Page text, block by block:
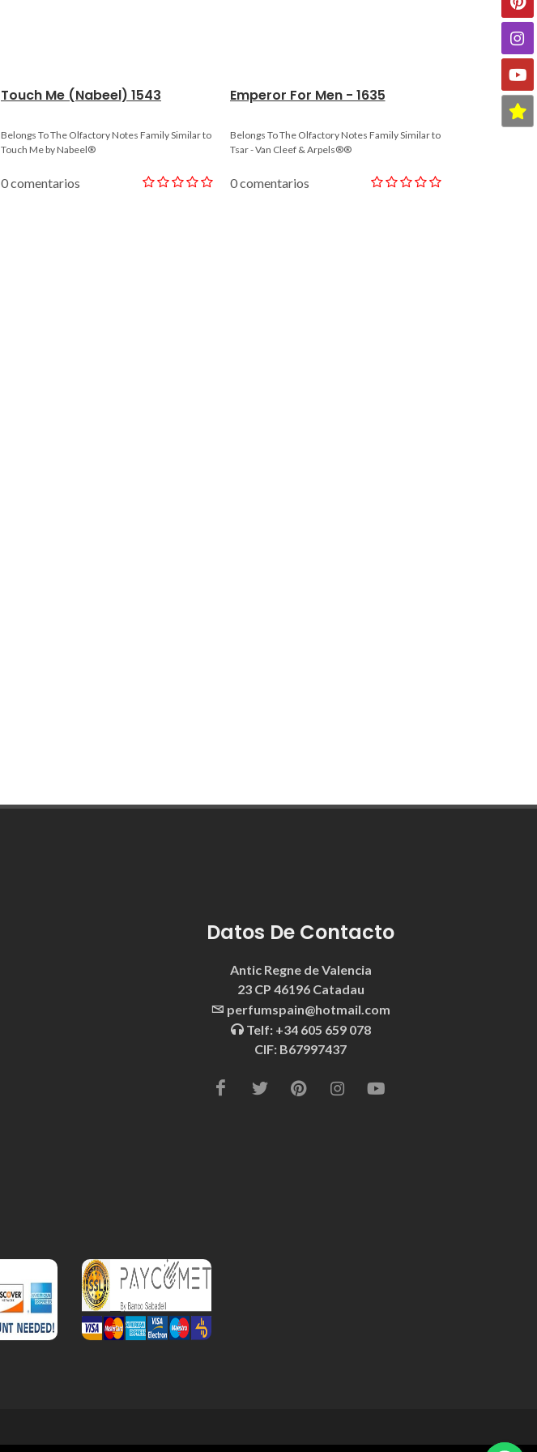
Touch Me (Nabeel) 1543
Belongs To The Olfactory Notes Family Similar to
Touch Me by Nabeel®
0 comentarios
Emperor For Men - 1635
Belongs To The Olfactory Notes Family Similar to
Tsar - Van Cleef & Arpels®®
0 comentarios
Caracas
Datos De Contacto
Antic Regne de Valencia
23 CP 46196 Catadau
perfumspain@hotmail.com
Telf: +34 605 659 078
CIF: B67997437